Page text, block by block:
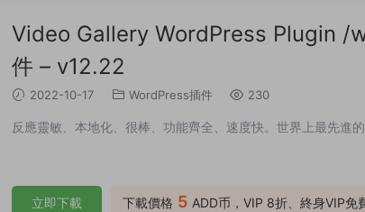
Video Gallery WordPress Plugin /
件 – v12.22
2022-10-17 WordPress插件 230
反應靈敏、本地化、很棒、功能齊全、速度快。世界上最先進
下載價格 5 ADD币，VIP 8折、終身VIP免
立即下載